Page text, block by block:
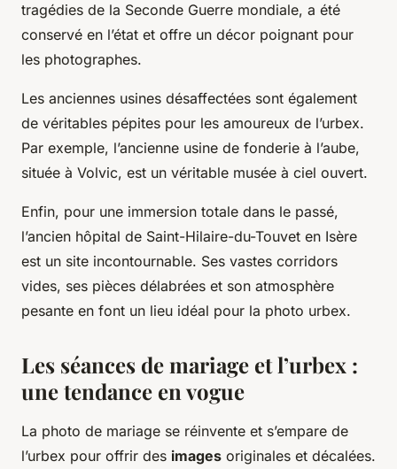
tragédies de la Seconde Guerre mondiale, a été
conservé en l’état et offre un décor poignant pour
les photographes.
Les anciennes usines désaffectées sont également
de véritables pépites pour les amoureux de l’urbex.
Par exemple, l’ancienne usine de fonderie à l’aube,
située à Volvic, est un véritable musée à ciel ouvert.
Enfin, pour une immersion totale dans le passé,
l’ancien hôpital de Saint-Hilaire-du-Touvet en Isère
est un site incontournable. Ses vastes corridors
vides, ses pièces délabrées et son atmosphère
pesante en font un lieu idéal pour la photo urbex.
Les séances de mariage et l’urbex :
une tendance en vogue
La photo de mariage se réinvente et s’empare de
l’urbex pour offrir des images originales et décalées.